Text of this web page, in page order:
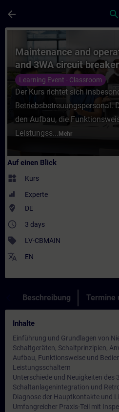
arrow_back search
Kurs - Maintenance
Maintenance and
and 3WA circuit
Learning Event - Classroom
Der Kurs richtet sich
Betriebsbetreuungspersonal.
den Aufbau, die
Leistungss... Mehr
Auf einen Blick
widgets Kurs
Experte
where_to_vote DE
access_time 3 days
sell LV-CBMAIN
translate EN
Beschreibung Termine
Inhalte
Einführung und Grundlagen von
Schaltgeräten, Schaltprinzipien,
Aufbau, Funktionsweise und
Leistungsschaltern
Unterschiede und Neuigkeiten des
Schaltanlagenintegration und
Diagnose der Hauptkontakte und
Umfangreicher Praxis-Teil mit